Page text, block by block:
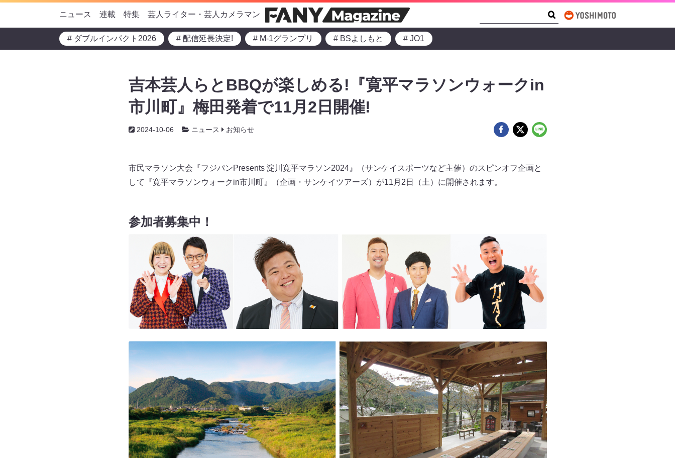
ニュース 連載 特集 芸人ライター・芸人カメラマン
# ダブルインパクト2026 # 配信延長決定! # M-1グランプリ # BSよしもと # JO1
吉本芸人らとBBQが楽しめる!『寛平マラソンウォークin
市川町』梅田発着で11月2日開催!
2024-10-06 ニュース お知らせ
市民マラソン大会『フジパンPresents 淀川寛平マラソン2024』（サンケイスポーツなど主催）のスピンオフ企画と
して『寛平マラソンウォークin市川町』（企画・サンケイツアーズ）が11月2日（土）に開催されます。
参加者募集中！